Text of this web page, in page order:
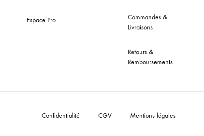
Espace Pro
Commandes &
Livraisons
Retours &
Remboursements
Confidentialité CGV Mentions légales